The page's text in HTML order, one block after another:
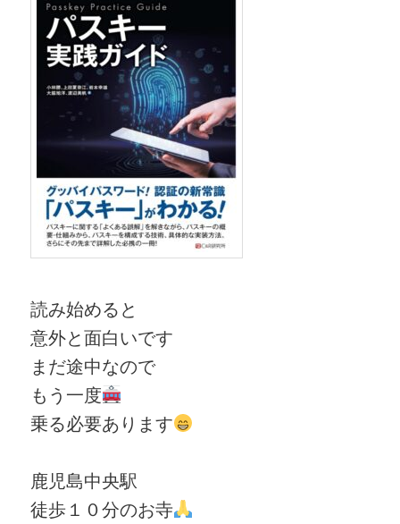
読み始めると
意外と面白いです
まだ途中なので
もう一度
乗る必要あります
鹿児島中央駅
徒歩１０分のお寺